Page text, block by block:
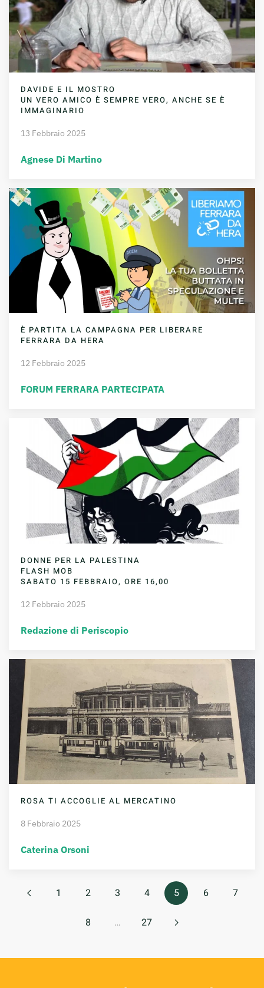
DAVIDE E IL MOSTRO
UN VERO AMICO È SEMPRE VERO, ANCHE SE È
IMMAGINARIO
13 Febbraio 2025
Agnese Di Martino
È PARTITA LA CAMPAGNA PER LIBERARE
FERRARA DA HERA
12 Febbraio 2025
FORUM FERRARA PARTECIPATA
DONNE PER LA PALESTINA
FLASH MOB
SABATO 15 FEBBRAIO, ORE 16,00
12 Febbraio 2025
Redazione di Periscopio
ROSA TI ACCOGLIE AL MERCATINO
8 Febbraio 2025
Caterina Orsoni
1 2 3 4 5 6 7
8 … 27